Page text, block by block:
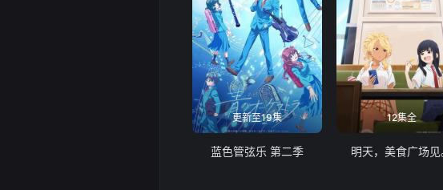
更新至19集
蓝色管弦乐 第二季
12集全
明天，美食广场见